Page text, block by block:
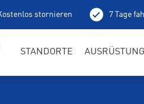
stornieren 7 Tage
STANDORTE AUSRÜSTUNG